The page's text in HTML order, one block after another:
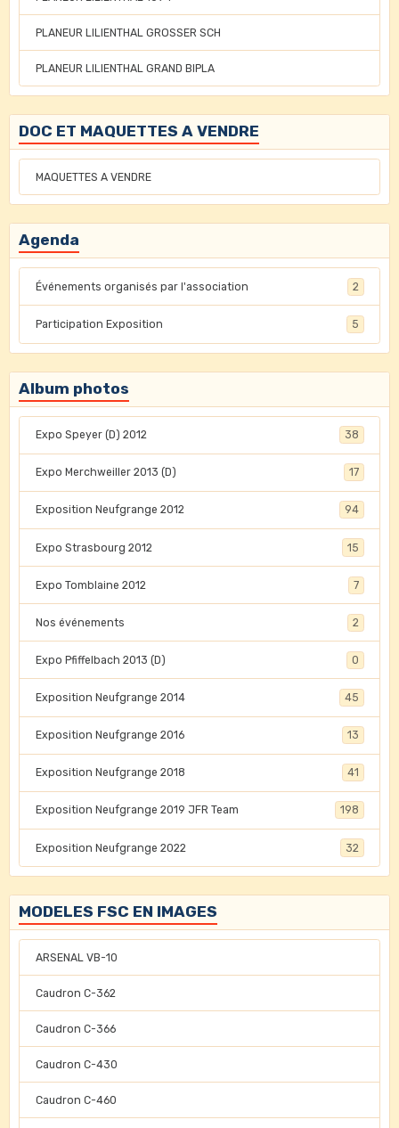
PLANEUR LILIENTHAL GROSSER SCH
PLANEUR LILIENTHAL GRAND BIPLA
DOC ET MAQUETTES A VENDRE
MAQUETTES A VENDRE
Agenda
Événements organisés par l'association 2
Participation Exposition 5
Album photos
Expo Speyer (D) 2012 38
Expo Merchweiller 2013 (D) 17
Exposition Neufgrange 2012 94
Expo Strasbourg 2012 15
Expo Tomblaine 2012 7
Nos événements 2
Expo Pfiffelbach 2013 (D) 0
Exposition Neufgrange 2014 45
Exposition Neufgrange 2016 13
Exposition Neufgrange 2018 41
Exposition Neufgrange 2019 JFR Team 198
Exposition Neufgrange 2022 32
MODELES FSC EN IMAGES
ARSENAL VB-10
Caudron C-362
Caudron C-366
Caudron C-430
Caudron C-460